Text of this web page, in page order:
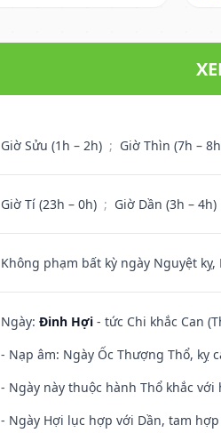
Giờ Sửu (1h – 2h) ; Giờ Thìn (7h –
Giờ Tí (23h – 0h) ; Giờ Dần (3h – 4h)
Không phạm bất kỳ ngày Nguyệt
Ngày: Đinh Hợi - tức Chi khắc Can
- Nạp âm: Ngày Ốc Thượng Thổ, kỵ
- Ngày này thuộc hành Thổ khắc
- Ngày Hợi lục hợp với Dần, tam